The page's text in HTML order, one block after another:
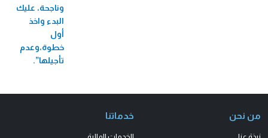
وناجحة، عليك
البدء واخذ
أول
خطوة،وعدم
تأجيلها”.
من نحن خدماتنا